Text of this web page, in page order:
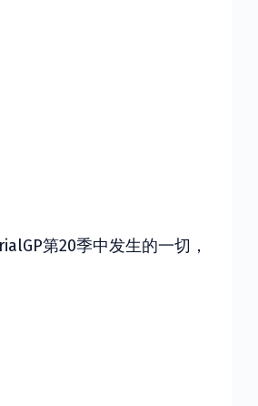
第20季中发生的一切，